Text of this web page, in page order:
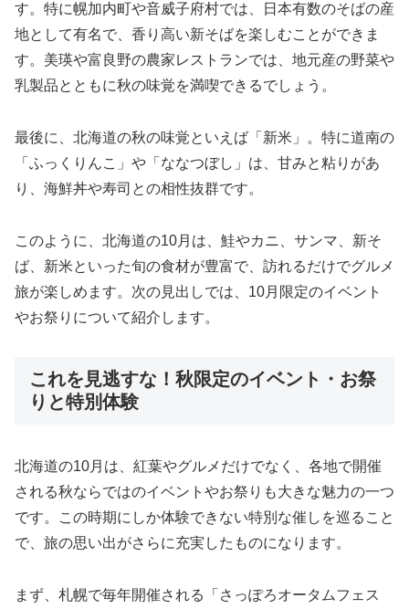
す。特に幌加内町や音威子府村では、日本有数のそばの産
地として有名で、香り高い新そばを楽しむことができま
す。美瑛や富良野の農家レストランでは、地元産の野菜や
乳製品とともに秋の味覚を満喫できるでしょう。
最後に、北海道の秋の味覚といえば「新米」。特に道南の
「ふっくりんこ」や「ななつぼし」は、甘みと粘りがあ
り、海鮮丼や寿司との相性抜群です。
このように、北海道の10月は、鮭やカニ、サンマ、新そ
ば、新米といった旬の食材が豊富で、訪れるだけでグルメ
旅が楽しめます。次の見出しでは、10月限定のイベント
やお祭りについて紹介します。
これを見逃すな！秋限定のイベント・お祭
りと特別体験
北海道の10月は、紅葉やグルメだけでなく、各地で開催
される秋ならではのイベントやお祭りも大きな魅力の一つ
です。この時期にしか体験できない特別な催しを巡ること
で、旅の思い出がさらに充実したものになります。
まず、札幌で毎年開催される「さっぽろオータムフェス